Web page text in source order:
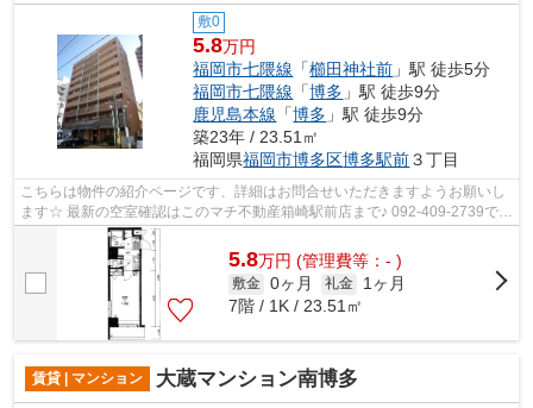
敷0
5.8万円
福岡市七隈線 「櫛田神社前 」駅 徒歩5分
福岡市七隈線 「博多 」駅 徒歩9分
鹿児島本線 「博多 」駅 徒歩9分
築23年 / 23.51㎡
福岡県福岡市博多区博多駅前３丁目
こちらは物件の紹介ページです、詳細はお問合せいただきますようお願いし
ます☆ 最新の空室確認はこのマチ不動産箱崎駅前店まで♪ 092-409-2739で
す！迅速に対応致します！！！！！♪
5.8万円 (管理費等：- )
敷金 0ヶ月 礼金
1ヶ月
7階 / 1K / 23.51㎡
賃貸 | マンション 大蔵マンション南博多